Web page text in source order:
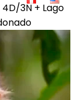
3N + Lago